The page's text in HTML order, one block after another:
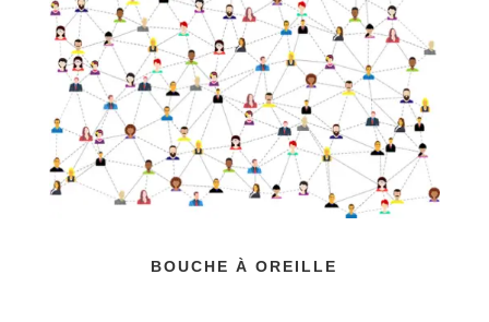
BOUCHE À OREILLE